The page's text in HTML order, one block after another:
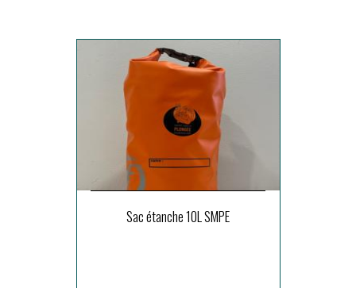
en exploration — non requi
Sac étanche 10L SMPE